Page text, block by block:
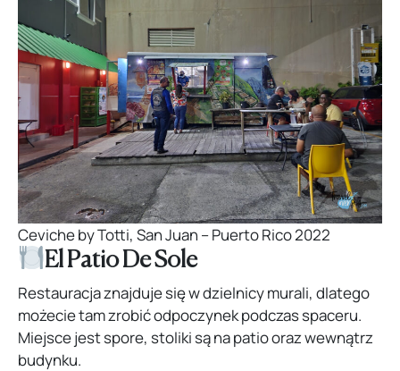
Ceviche by Totti, San Juan – Puerto Rico 2022
El Patio De Sole
Restauracja znajduje się w dzielnicy murali, dlatego
możecie tam zrobić odpoczynek podczas spaceru.
Miejsce jest spore, stoliki są na patio oraz wewnątrz
budynku.